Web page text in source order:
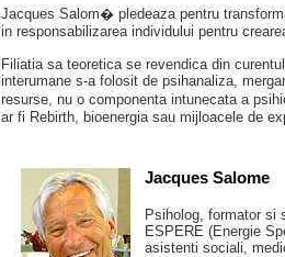
Jacques Salom� pledeaza pentru
in responsabilizarea individului pentru
Filiatia sa teoretica se revendica din
interumane s-a folosit de psihanaliza,
resurse, nu o componenta intunecata a
ar fi Rebirth, bioenergia sau mijloacele de
Jacques Salome
Psiholog, formator si
ESPERE (Energie
asistenti sociali,